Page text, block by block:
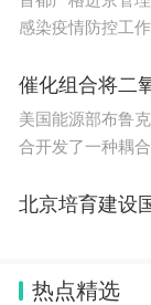
2、石家庄医
石家庄医学高
认定为骨干专
范专业，临床
业。以上专业
3、上海东海职
感染疫情防控工
新型冠状
美国能源部布鲁
合开发了一种耦
泛的独特性能和
北京培育建设
热点精选